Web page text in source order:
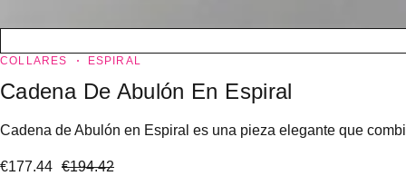
COLLARES ESPIRAL
Cadena De Abulón En Espiral
Cadena de Abulón en Espiral es una pieza elegante que
€194.42
€177.44